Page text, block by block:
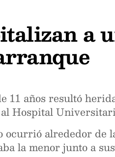
a
11 años resultó
Hospital
alrededor de
la menor junto a